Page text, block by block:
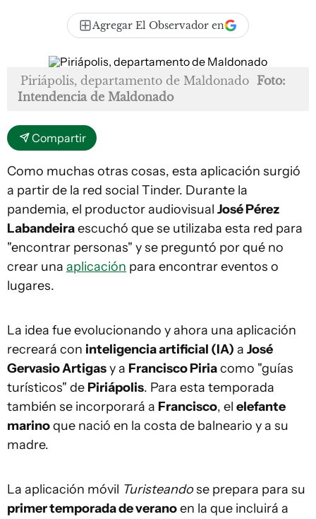
Agregar El Observador en
Piriápolis, departamento de Maldonado Foto:
Intendencia de Maldonado
Compartir
Como muchas otras cosas, esta aplicación surgió
a partir de la red social Tinder. Durante la
pandemia, el productor audiovisual José Pérez
Labandeiraescuchó que se utilizaba esta red para
"encontrar personas" y se preguntó por qué no
crear una aplicación para encontrar eventos o
lugares.
La idea fue evolucionando y ahora una aplicación
recreará con inteligencia artificial (IA) a José
Gervasio Artigasy a Francisco Piriacomo "guías
turísticos" de Piriápolis. Para esta temporada
también se incorporará a Francisco, el elefante
marinoque nació en la costa de balneario y a su
madre.
La aplicación móvil Turisteandose prepara para su
primer temporada de veranoen la que incluirá a